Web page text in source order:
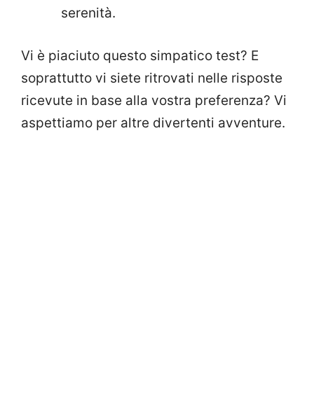
serenità.
Vi è piaciuto questo simpatico test? E
soprattutto vi siete ritrovati nelle risposte
ricevute in base alla vostra preferenza? Vi
aspettiamo per altre divertenti avventure.